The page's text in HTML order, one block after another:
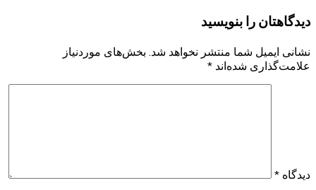
دیدگاهتان را بنویسید
نشانی ایمیل شما منتشر نخواهد شد. بخش‌های موردنیاز
علامت‌گذاری شده‌اند *
دیدگاه *